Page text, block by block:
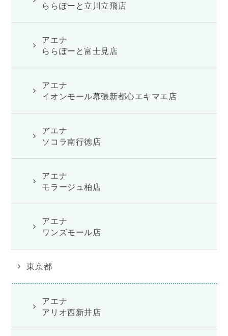
ららぽーと立川立飛店
アエナ
ららぽーと富士見店
アエナ
イオンモール幕張新都心エキマエ店
アエナ
ソコラ南行徳店
アエナ
モラージュ柏店
アエナ
ワンズモール店
東京都
アエナ
アリオ西新井店